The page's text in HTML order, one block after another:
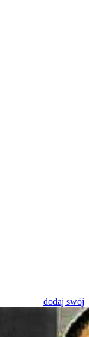
dodaj swój